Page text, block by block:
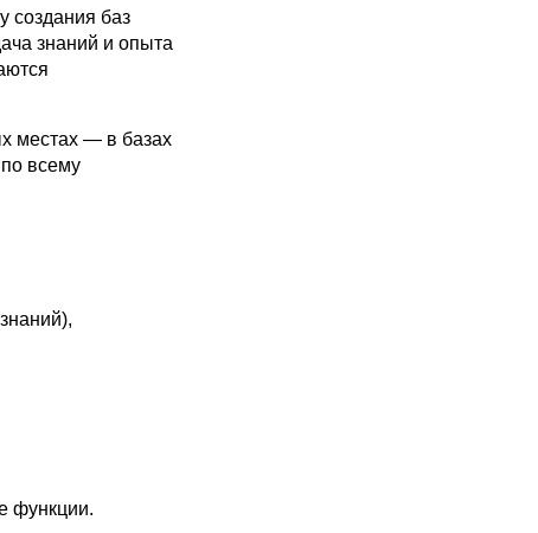
создания баз
знаний и опыта
местах — в базах
всему
функции.